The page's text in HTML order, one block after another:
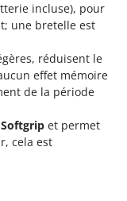
incluse), pour
une bretelle est
réduisent le
effet mémoire
de la période
et permet
cela est